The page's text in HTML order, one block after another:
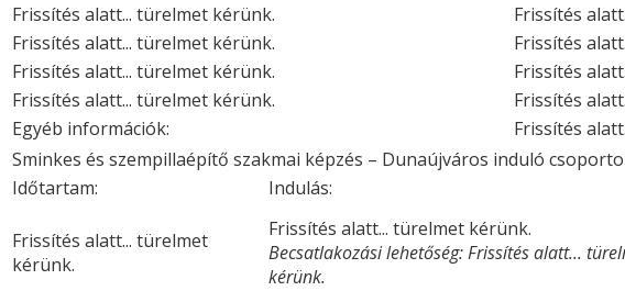
Frissítés alatt... türelmet kérünk.
Frissítés
Frissítés alatt... türelmet kérünk.
Frissítés
Frissítés alatt... türelmet kérünk.
Frissítés
Frissítés alatt... türelmet kérünk.
Frissítés
Egyéb információk:
Frissítés
Sminkes és szempillaépítő szakmai képzés – Dunaújváros induló
Időtartam:
Indulás:
Frissítés alatt... türelmet
kérünk.
Frissítés alatt... türelmet kérünk.
Becsatlakozási lehetőség: Frissítés alatt...
kérünk.